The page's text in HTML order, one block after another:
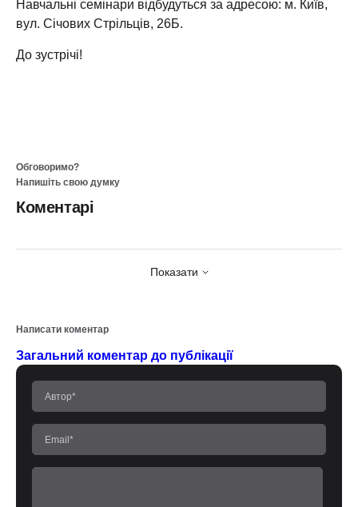
Навчальні семінари відбудуться за адресою: м. Київ,
вул. Січових Стрільців, 26Б.
До зустрічі!
Обговоримо?
Напишіть свою думку
Коментарі
Показати
Написати коментар
Загальний коментар до публікації